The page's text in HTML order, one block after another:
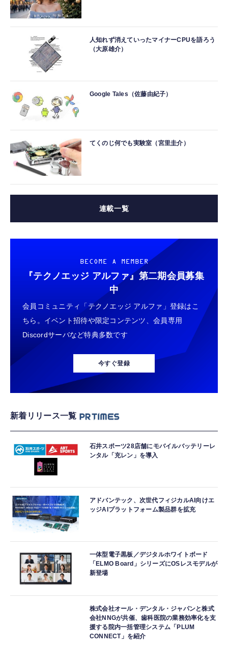
人知れず消えていったマイナーCPUを語ろう
（大原雄介）
Google Tales（佐藤由紀子）
てくのじ何でも実験室（宮里圭介）
連載一覧
BECOME A MEMBER
『テクノエッジ アルファ』 第二期会員募集
中
会員コミュニティ「テクノエッジ アルファ」登録はこ
ちら。イベント招待や限定コンテンツ、会員専用
Discordサーバなど特典多数です
今すぐ登録
新着リリース一覧
石井スポーツ28店舗にモバイルバッテリーレ
ンタル「充レン」を導入
アドバンテック、次世代フィジカルAI向けエ
ッジAIプラットフォーム製品群を拡充
一体型電子黒板／デジタルホワイトボード
「ELMO Board」シリーズにOSレスモデルが
新登場
株式会社オール・デンタル・ジャパンと株式
会社NNGが共催、歯科医院の業務効率化を支
援する院内一括管理システム「PLUM
CONNECT」を紹介